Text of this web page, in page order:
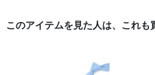
このアイテムを見た人は、これも